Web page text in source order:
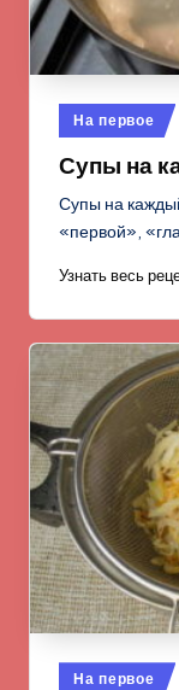
Опубликовано
в
На первое
Супы на
Супы на
«первой»,
Узнать весь
Опубликовано
На первое